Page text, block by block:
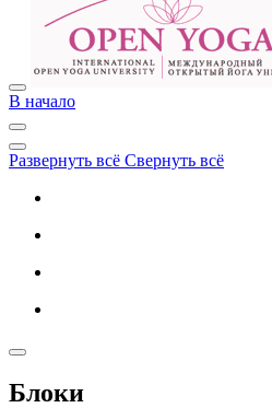
В начало
Развернуть всё Свернуть всё
Блоки